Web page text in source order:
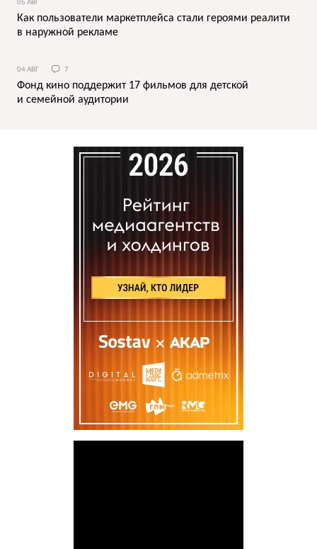
05 АВГ
Как пользователи маркетплейса стали героями реалити
в наружной рекламе
04 АВГ 7
Фонд кино поддержит 17 фильмов для детской
и семейной аудитории